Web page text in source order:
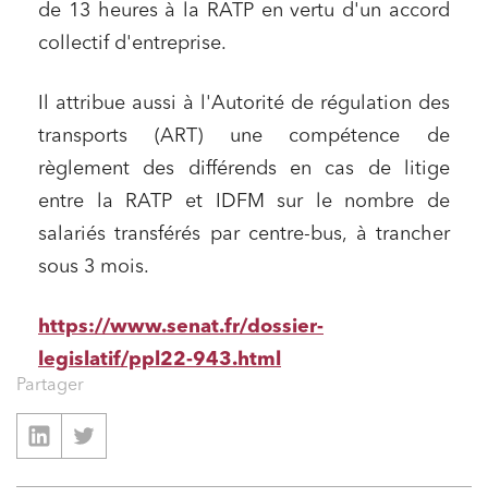
de 13 heures à la RATP en vertu d'un accord
collectif d'entreprise.
Il attribue aussi à l'Autorité de régulation des
transports (ART) une compétence de
règlement des différends en cas de litige
entre la RATP et IDFM sur le nombre de
salariés transférés par centre-bus, à trancher
sous 3 mois.
https://www.senat.fr/dossier-
legislatif/ppl22-943.html
Partager